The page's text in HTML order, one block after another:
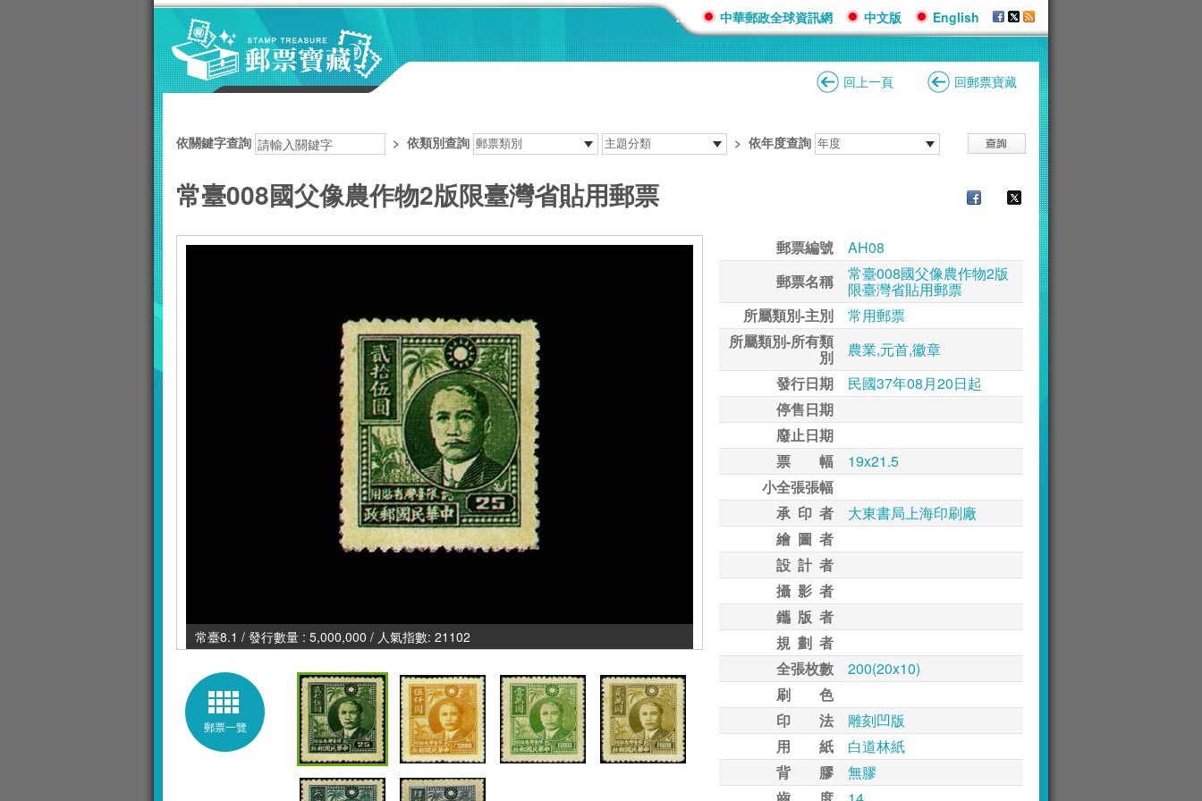
::: 中華郵政全球資訊網 中文版 English
回上一頁 回郵票寶藏
依關鍵字查詢 > 依類別查詢 > 依年度查詢
常臺008國父像農作物2版限臺灣省貼用郵票
常臺8.1 / 發行數量 : 5,000,000 / 人氣指數: 21102
郵票一覽
郵票編號
AH08
郵票名稱
常臺008國父像農作物2版
限臺灣省貼用郵票
所屬類別-主別
常用郵票
所屬類別-所有類
別
農業,元首,徽章
發行日期
民國37年08月20日起
停售日期
廢止日期
票 幅
19x21.5
小全張張幅
承 印 者
大東書局上海印刷廠
繪 圖 者
設 計 者
攝 影 者
鑴 版 者
規 劃 者
全張枚數
200(20x10)
刷 色
印 法
雕刻凹版
用 紙
白道林紙
背 膠
無膠